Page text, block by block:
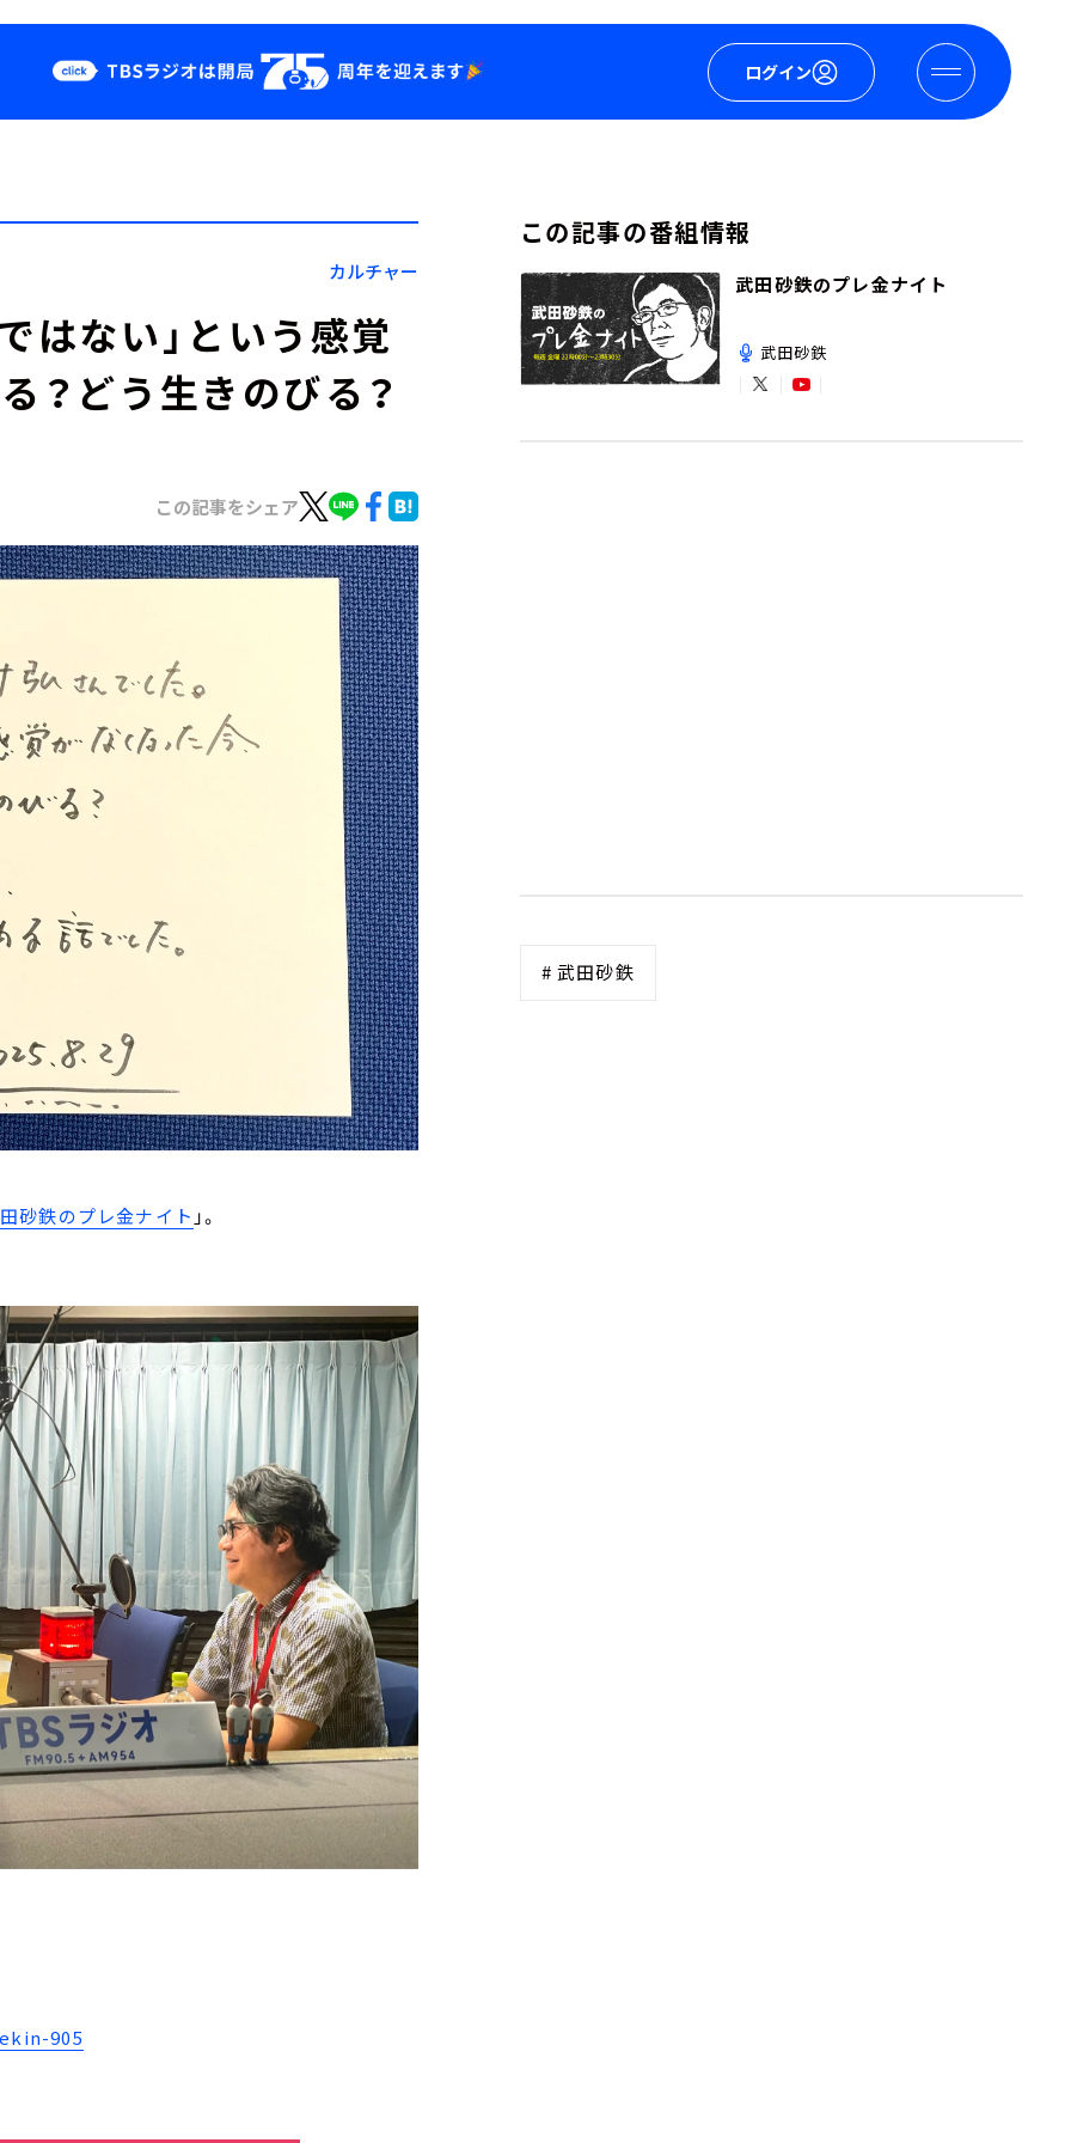
ログイン
YouTube
カルチャー
はない」という感覚
？どう生きのびる？
この記事をシェア
砂鉄のプレ金ナイト 」。
905
この記事の番組情報
武田砂鉄のプレ金ナイト
武田砂鉄
# 武田砂鉄